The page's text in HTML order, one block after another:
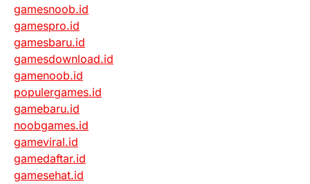
gamesnoob.id
gamespro.id
gamesbaru.id
gamesdownload.id
gamenoob.id
populergames.id
gamebaru.id
noobgames.id
gameviral.id
gamedaftar.id
gamesehat.id